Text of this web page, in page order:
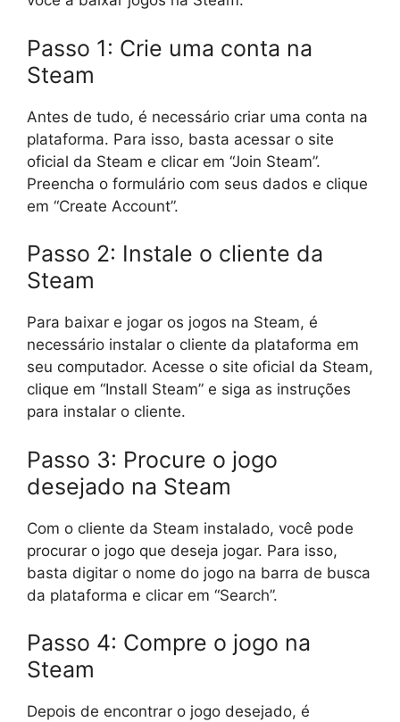
Passo 1: Crie uma conta na
Steam
Antes de tudo, é necessário criar uma conta na
plataforma. Para isso, basta acessar o site
oficial da Steam e clicar em “Join Steam”.
Preencha o formulário com seus dados e clique
em “Create Account”.
Passo 2: Instale o cliente da
Steam
Para baixar e jogar os jogos na Steam, é
necessário instalar o cliente da plataforma em
seu computador. Acesse o site oficial da Steam,
clique em “Install Steam” e siga as instruções
para instalar o cliente.
Passo 3: Procure o jogo
desejado na Steam
Com o cliente da Steam instalado, você pode
procurar o jogo que deseja jogar. Para isso,
basta digitar o nome do jogo na barra de busca
da plataforma e clicar em “Search”.
Passo 4: Compre o jogo na
Steam
Depois de encontrar o jogo desejado, é